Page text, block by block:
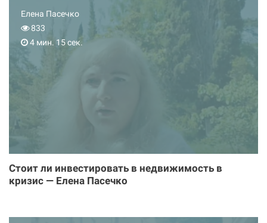
Елена Пасечко
833
4 мин. 15 сек.
Стоит ли инвестировать в недвижимость в
кризис — Елена Пасечко